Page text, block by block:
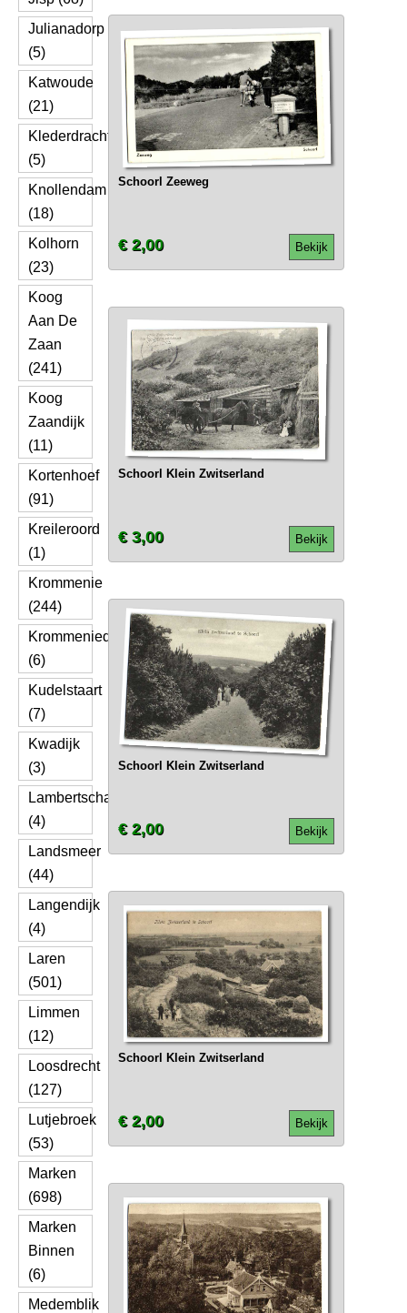
Julianadorp
(5)
Katwoude
(21)
Klederdracht
(5)
Knollendam
(18)
Kolhorn
(23)
Koog
Aan De
Zaan
(241)
Koog
Zaandijk
(11)
Kortenhoef
(91)
Kreileroord
(1)
Krommenie
(244)
Krommeniedijk
(6)
Kudelstaart
(7)
Kwadijk
(3)
Lambertschaag
(4)
Landsmeer
(44)
Langendijk
(4)
Laren
(501)
Limmen
(12)
Loosdrecht
(127)
Lutjebroek
(53)
Marken
(698)
Marken
Binnen
(6)
Medemblik
Schoorl Zeeweg
Bekijk
€ 2,00
Schoorl Klein Zwitserland
Bekijk
€ 3,00
Schoorl Klein Zwitserland
Bekijk
€ 2,00
Schoorl Klein Zwitserland
Bekijk
€ 2,00